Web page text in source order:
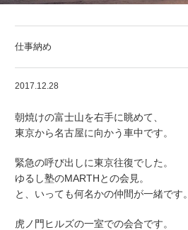
仕事納め
2017.12.28
朝焼けの富士山を右手に眺めて、
東京から名古屋に向かう車中です。
緊急の呼び出しに東京往復でした。
ゆるし塾のMARTHとの会見。
と、いっても何名かの仲間が一緒です。
虎ノ門ヒルズの一室での会合です。